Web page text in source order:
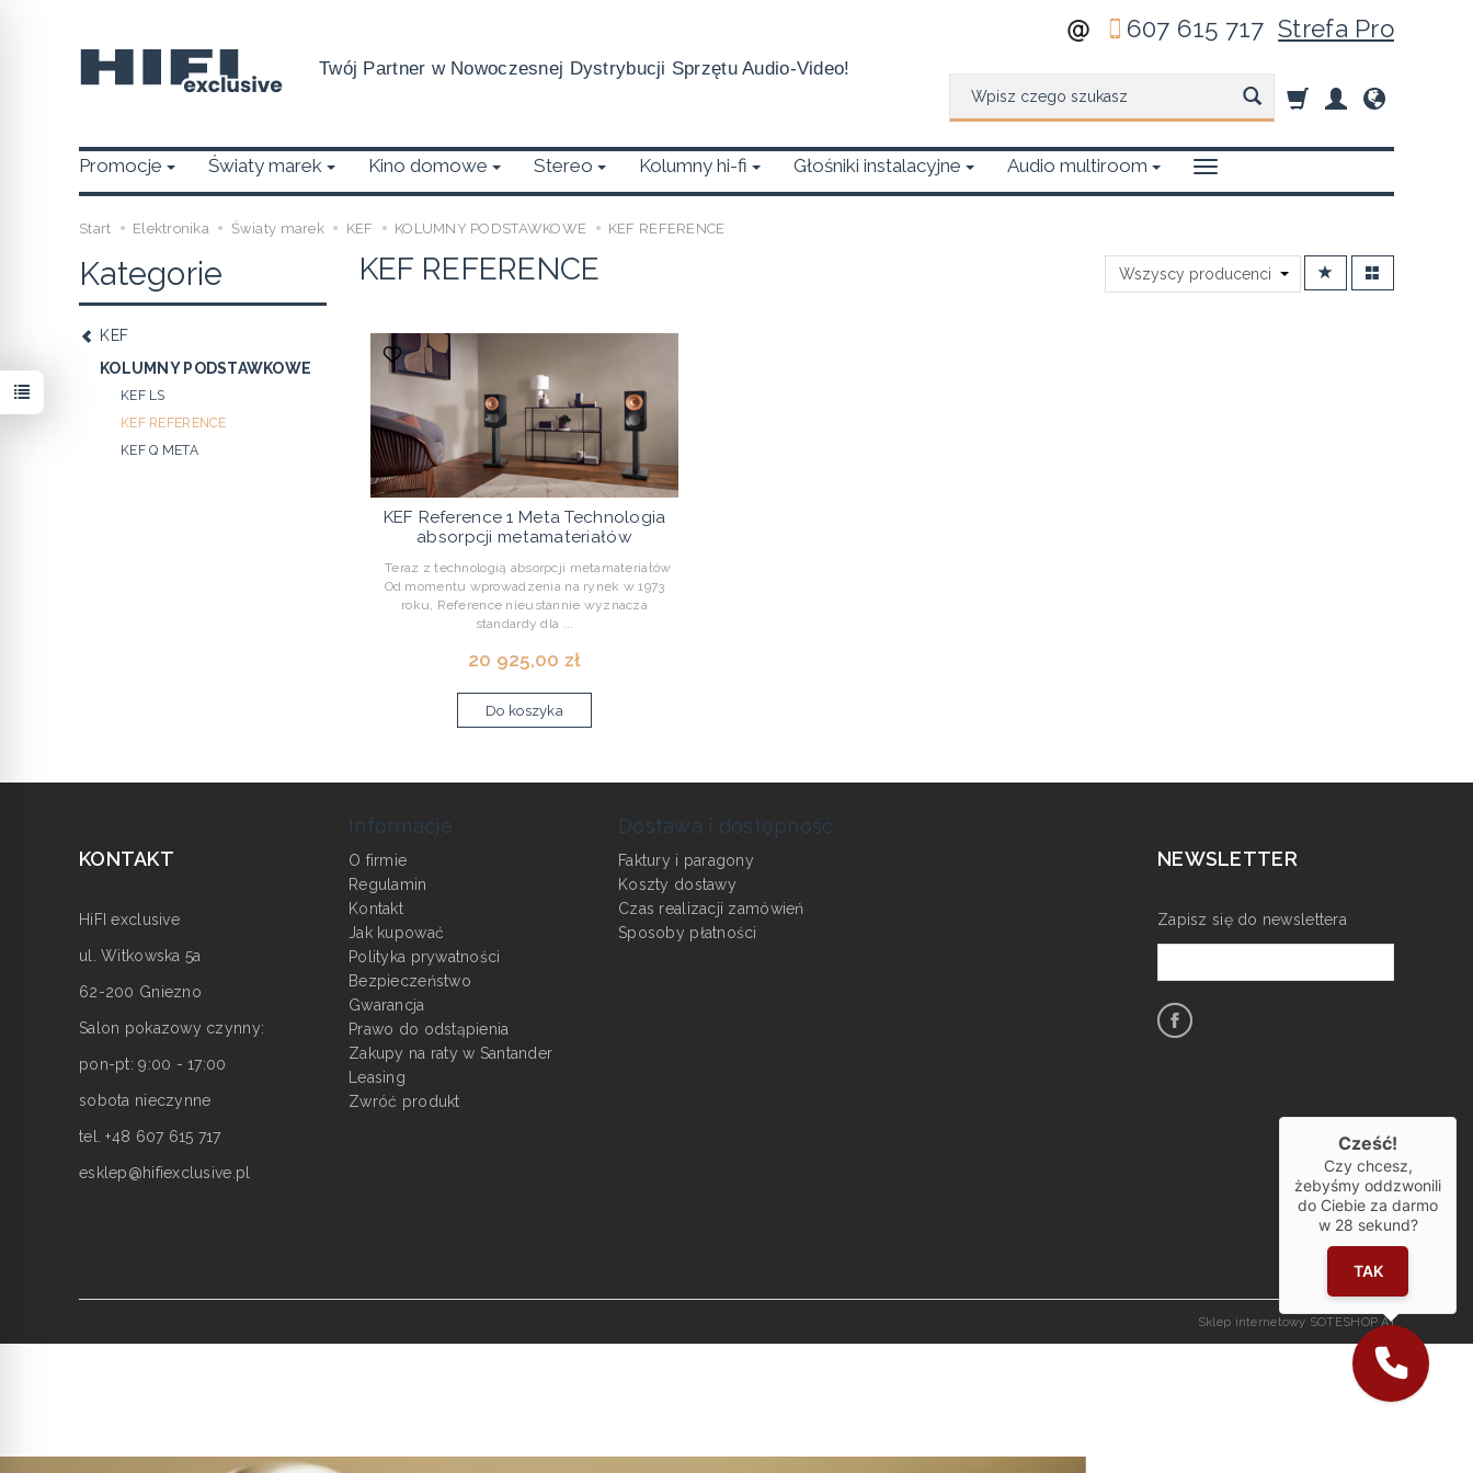
Twój Partner w Nowoczesnej Dystrybucji Sprzętu Audio-Video!
607 615 717Strefa Pro
Promocje Światy marek Kino domowe Stereo Kolumny hi-fi Głośniki instalacyjne Audio multiroom
Start Elektronika Światy marek KEF KOLUMNY PODSTAWKOWE KEF REFERENCE
KEF REFERENCE
KEF Reference 1 Meta Technologia
absorpcji metamateriałów
Teraz z technologią absorpcji metamateriałów
Od momentu wprowadzenia na rynek w 1973
roku, Reference nieustannie wyznacza
standardy dla ...
20 925,00 zł
Do koszyka
Kategorie
KEF
KOLUMNY PODSTAWKOWE
KEF LS
KEF REFERENCE
KEF Q META
KONTAKT
HiFI exclusive
ul. Witkowska 5a
62-200 Gniezno
Salon pokazowy czynny:
pon-pt: 9:00 - 17:00
sobota nieczynne
tel. +48 607 615 717
esklep@hifiexclusive.pl
Informacje
O firmie
Regulamin
Kontakt
Jak kupować
Polityka prywatności
Bezpieczeństwo
Gwarancja
Prawo do odstąpienia
Zakupy na raty w Santander
Leasing
Zwróć produkt
Dostawa i dostępność
Faktury i paragony
Koszty dostawy
Czas realizacji zamówień
Sposoby płatności
NEWSLETTER
Zapisz się do newslettera
Sklep internetowy SOTESHOP AI
Cześć!
Czy chcesz,
żebyśmy oddzwonili
do Ciebie za darmo
w 28 sekund?
TAK